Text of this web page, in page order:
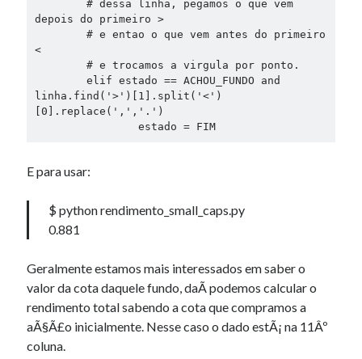
depois do primeiro >
<
linha.find('>')[1].split('<')
[0].replace(',','.')
		estado = FIM
E para usar:
$ python rendimento_small_caps.py
0.881
Geralmente estamos mais interessados em saber o
valor da cota daquele fundo, daÃ­ podemos calcular o
rendimento total sabendo a cota que compramos a
aÃ§Ã£o inicialmente. Nesse caso o dado estÃ¡ na 11Âº
coluna.